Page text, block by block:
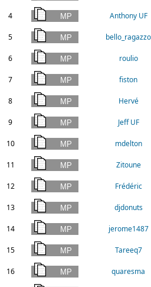
4 Anthony UF
5 bello_ragazzo
6 roulio
7 fiston
8 Hervé
9 Jeff UF
10 mdelton
11 Zitoune
12 Frédéric
13 djdonuts
14 jerome1487
15 Tareeq7
16 quaresma